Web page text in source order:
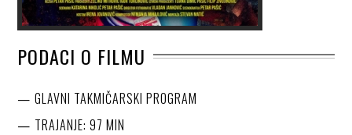
PODACI O FILMU
GLAVNI TAKMIČARSKI PROGRAM
TRAJANJE: 97 MIN